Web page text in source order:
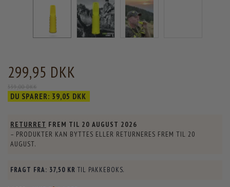
299,95 DKK
339,00 DKK
DU SPARER: 39,05 DKK
RETURRET FREM TIL 20 AUGUST 2026
– PRODUKTER KAN BYTTES ELLER RETURNERES FREM TIL 20
AUGUST.
FRAGT FRA: 37,50 KR TIL PAKKEBOKS.